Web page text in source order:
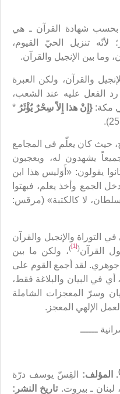
ـ بحسب شهادة القرآن ـ هي
لأنّه تنزيل الحيّ القيوم،
وما بين الإنجيل والقرآن.
والقرآن، ولكن العبرة
الفعل عليه عند الشعب،
مكة: { إِنْ هذا إِلاّ سِحْرٌ يُؤْثَرُ *
حيث كان يعلّم في المجامع
يشهدون له، ويعجبون
يقولون: «أَوَليس هذا ابن
4: 14 ـ 22)، «ثمّ دخل الجمع وأخذ يعلم، فبهتوا
لا كالكتبة» (مرقس:
في التوراة والإنجيل والقرآن
القرآن(
[1]
)، ولكن ما بين
جوهري. لقد أجمع القوم على
في البيان والبلاغة فقط،
وسرّ المعجزات الشاملة
الإلهي المعجز.
ــــــ
. المؤلف: القِسّ يوسف درّة
لبنان ـ بيروت.تاريخ النشر: